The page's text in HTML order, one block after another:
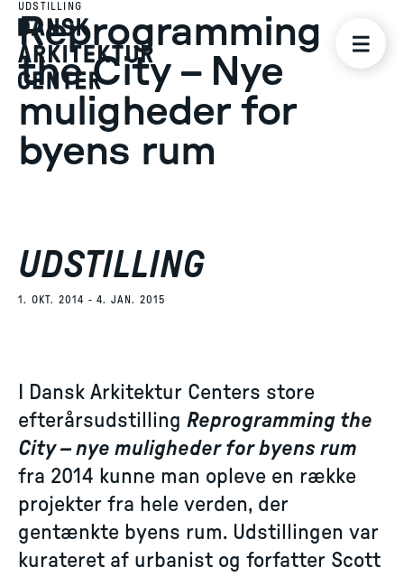
UDSTILLING
Reprogramming
the City – Nye
muligheder for
byens rum
UDSTILLING
1. OKT. 2014 - 4. JAN. 2015
I Dansk Arkitektur Centers store
efterårsudstilling Reprogramming the
City – nye muligheder for byens rum
fra 2014 kunne man opleve en række
projekter fra hele verden, der
gentænkte byens rum. Udstillingen var
kurateret af urbanist og forfatter Scott